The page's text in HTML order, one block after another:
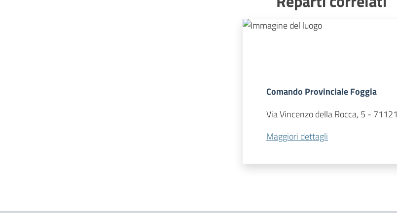
Comando Provinciale Foggia
Via Vincenzo della Rocca, 5 - 71121
Maggiori dettagli